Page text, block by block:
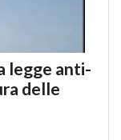
legge anti-
delle